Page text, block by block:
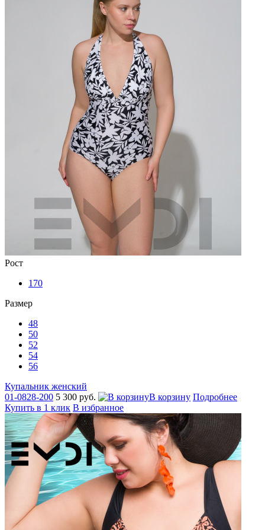
Рост
170
Размер
48
50
52
54
56
Купальник женский
01-0828-200 5 300 руб. В корзину Подробнее
Купить в 1 клик В избранное